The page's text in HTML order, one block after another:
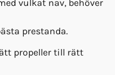
vulkat nav, behöver
prestanda.
propeller till rätt